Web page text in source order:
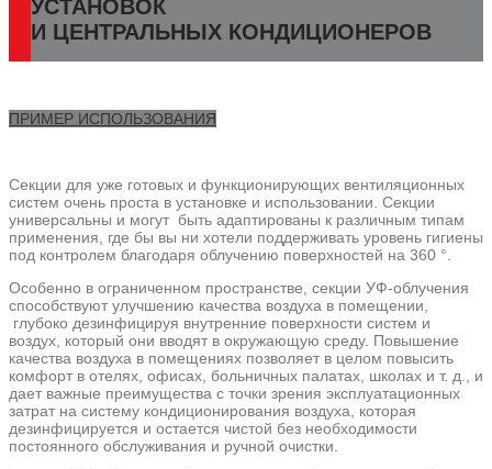
УСТАНОВОК
И ЦЕНТРАЛЬНЫХ КОНДИЦИОНЕРОВ
ПРИМЕР ИСПОЛЬЗОВАНИЯ
Секции для уже готовых и функционирующих вентиляционных
систем очень проста в установке и использовании. Секции
универсальны и могут быть адаптированы к различным типам
применения, где бы вы ни хотели поддерживать уровень гигиены
под контролем благодаря облучению поверхностей на 360 °.
Особенно в ограниченном пространстве, секции УФ-облучения
способствуют улучшению качества воздуха в помещении,
глубоко дезинфицируя внутренние поверхности систем и
воздух, который они вводят в окружающую среду. Повышение
качества воздуха в помещениях позволяет в целом повысить
комфорт в отелях, офисах, больничных палатах, школах и т. д., и
дает важные преимущества с точки зрения эксплуатационных
затрат на систему кондиционирования воздуха, которая
дезинфицируется и остается чистой без необходимости
постоянного обслуживания и ручной очистки.